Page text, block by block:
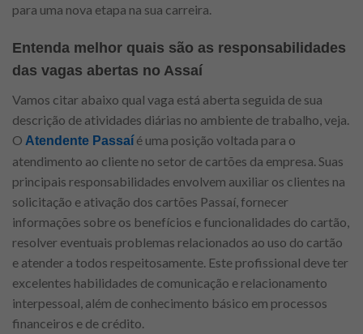
para uma nova etapa na sua carreira.
Entenda melhor quais são as responsabilidades
das vagas abertas no Assaí
Vamos citar abaixo qual vaga está aberta seguida de sua
descrição de atividades diárias no ambiente de trabalho, veja.
O Atendente Passaíé uma posição voltada para o
atendimento ao cliente no setor de cartões da empresa. Suas
principais responsabilidades envolvem auxiliar os clientes na
solicitação e ativação dos cartões Passaí, fornecer
informações sobre os benefícios e funcionalidades do cartão,
resolver eventuais problemas relacionados ao uso do cartão
e atender a todos respeitosamente. Este profissional deve ter
excelentes habilidades de comunicação e relacionamento
interpessoal, além de conhecimento básico em processos
financeiros e de crédito.